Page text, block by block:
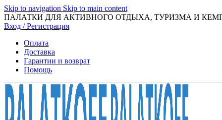
Skip to navigation Skip to main content
ПАЛАТКИ ДЛЯ АКТИВНОГО ОТДЫХА, ТУРИЗМА И
Вход / Регистрация
Оплата
Доставка
Гарантии и возврат
Помощь